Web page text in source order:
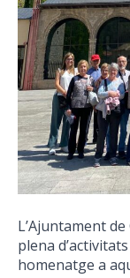
L’Ajuntament
plena
homenatge a